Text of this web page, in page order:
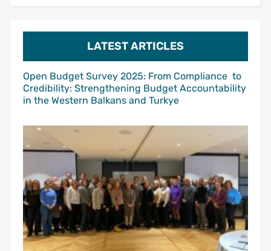
LATEST ARTICLES
Open Budget Survey 2025: From Compliance to
Credibility: Strengthening Budget Accountability
in the Western Balkans and Turkye